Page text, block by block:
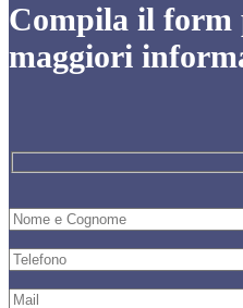
Compila il form
maggiori